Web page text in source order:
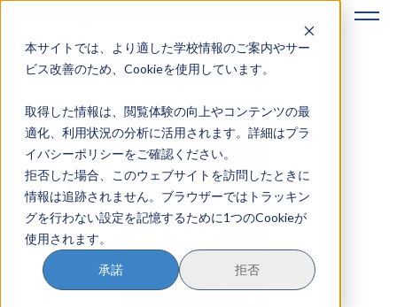
本サイトでは、より適した学校情報のご案内やサー
ビス改善のため、Cookieを使用しています。
取得した情報は、閲覧体験の向上やコンテンツの最
適化、利用状況の分析に活用されます。詳細はプラ
イバシーポリシーをご確認ください。
拒否した場合、このウェブサイトを訪問したときに
情報は追跡されません。ブラウザーではトラッキン
グを行わない設定を記憶するために1つのCookieが
使用されます。
承諾 拒否
地域みらい留学のすすめかた
地域みらい留学とは
学校を探す
イベントを探す
おためし地域留学
マガジン